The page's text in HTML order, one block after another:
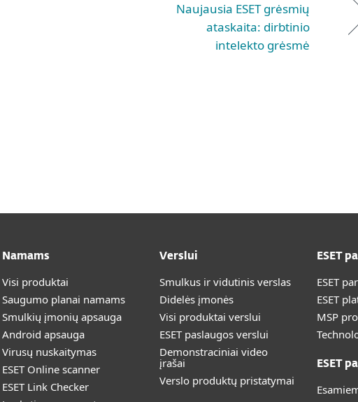
Naujausia ESET grėsmių
ataskaita: dirbtinio
intelekto grėsmė
Namams
Visi produktai
Saugumo planai namams
Smulkių įmonių apsauga
Android apsauga
Virusų nuskaitymas
ESET Online scanner
ESET Link Checker
Verslui
Smulkus ir vidutinis verslas
Didelės įmonės
Visi produktai verslui
ESET paslaugos verslui
Demonstraciniai video
įrašai
Verslo produktų pristatymai
ESET
ESET
ESET
MSP
ESET